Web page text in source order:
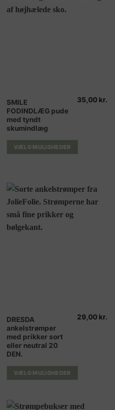
SMILE
FODINDLÆG pude
med tyndt
skumindlæg
35,00 kr.
VÆLG MULIGHEDER
Dette
vare
har
flere
varianter.
Mulighederne
på
varesiden
DRESDA
ankelstrømper
med prikker sort
eller neutral 20
DEN.
29,00 kr.
VÆLG MULIGHEDER
Dette
vare
har
flere
Mulighederne
kan
på